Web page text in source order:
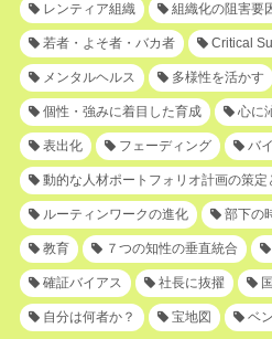
レンティア組織 組織化の阻害要
若者・よそ者・バカ者 Critical
メンタルヘルス 多様性を活かす
個性・強みに着目した育成 心に
表出化 フェーディング バ
動的な人材ポートフォリオ計画の策定
ルーティンワークの進化 部下の
教育 ７つの知性の垂直統合
確証バイアス 社長に抜擢
自分は何者か？ 宝地図 ベ